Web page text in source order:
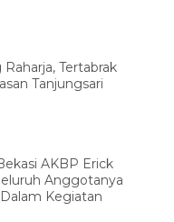
Tertabrak
Tanjungsari
AKBP Erick
Anggotanya
Kegiatan